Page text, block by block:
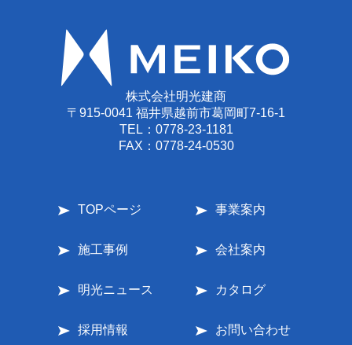
株式会社明光建商
〒915-0041 福井県越前市葛岡町7-16-1
TEL： 0778-23-1181
FAX：0778-24-0530
TOPページ 事業案内
施工事例 会社案内
明光ニュース カタログ
採用情報 お問い合わせ